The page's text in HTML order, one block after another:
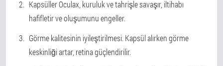
Kapsüller Oculax, kuruluk ve tahrişle savaşır, iltihabı
hafifletir ve oluşumunu engeller.
Görme kalitesinin iyileştirilmesi. Kapsül alırken görme
keskinliği artar, retina güçlendirilir.